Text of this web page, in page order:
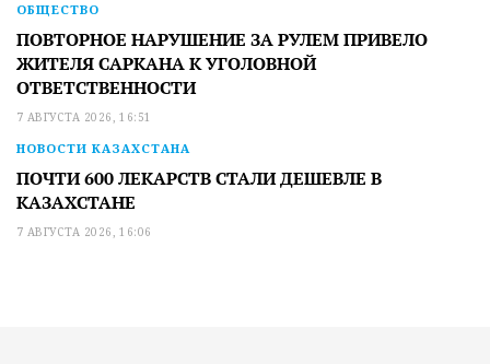
ОБЩЕСТВО
ПОВТОРНОЕ НАРУШЕНИЕ ЗА РУЛЕМ ПРИВЕЛО
ЖИТЕЛЯ САРКАНА К УГОЛОВНОЙ
ОТВЕТСТВЕННОСТИ
7 АВГУСТА 2026, 16:51
НОВОСТИ КАЗАХСТАНА
ПОЧТИ 600 ЛЕКАРСТВ СТАЛИ ДЕШЕВЛЕ В
КАЗАХСТАНЕ
7 АВГУСТА 2026, 16:06